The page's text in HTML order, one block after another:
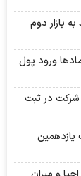
بازار دوم
مردادماه ۱۴۰۵ | کدام نماد‌ها ورود پول
| موفقیت چهار شرکت در ثبت
مرداد | جزئیات یازدهمین